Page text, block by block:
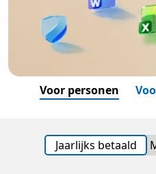
Voor personen
Jaarlijks betaald